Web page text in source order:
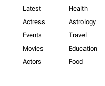
Latest
Actress
Events
Movies
Actors
Health
Astrology
Travel
Education
Food